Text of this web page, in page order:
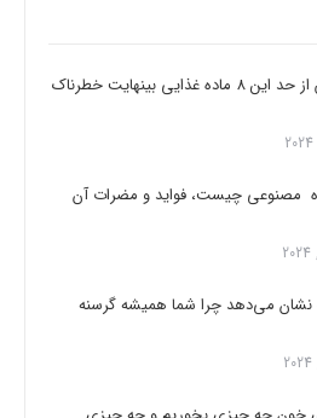
مصرف بیش از حد این 8 ماده غذایی بینهایت خطرناک
مصنوعی چیست، فواید و مضرات آن
که نشان می‌دهد چرا شما همیشه گرسنه